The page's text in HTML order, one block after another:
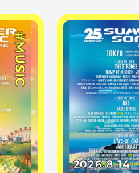
#MUSIC
2026.8.14